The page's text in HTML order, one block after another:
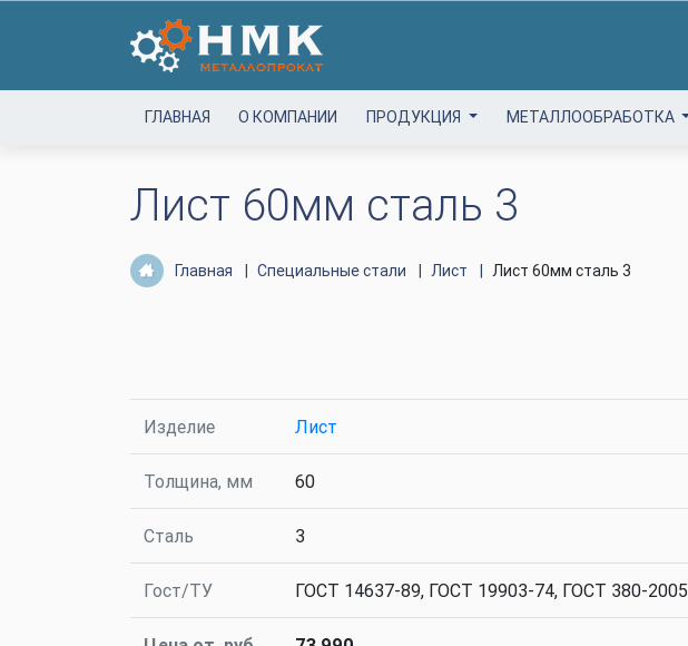
ГЛАВНАЯ О КОМПАНИИ ПРОДУКЦИЯ МЕТАЛЛООБРАБОТКА
Лист 60мм сталь 3
Главная Специальные стали Лист Лист 60мм сталь 3
Изделие Лист
Толщина, мм 60
Сталь 3
Гост/ТУ ГОСТ 14637-89, ГОСТ 19903-74, ГОСТ 380-2005